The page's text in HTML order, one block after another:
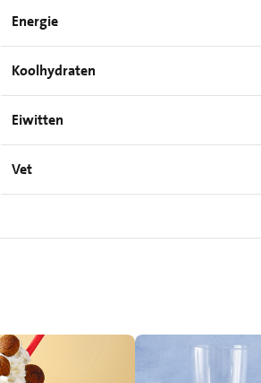
Energie
Koolhydraten
Eiwitten
Vet